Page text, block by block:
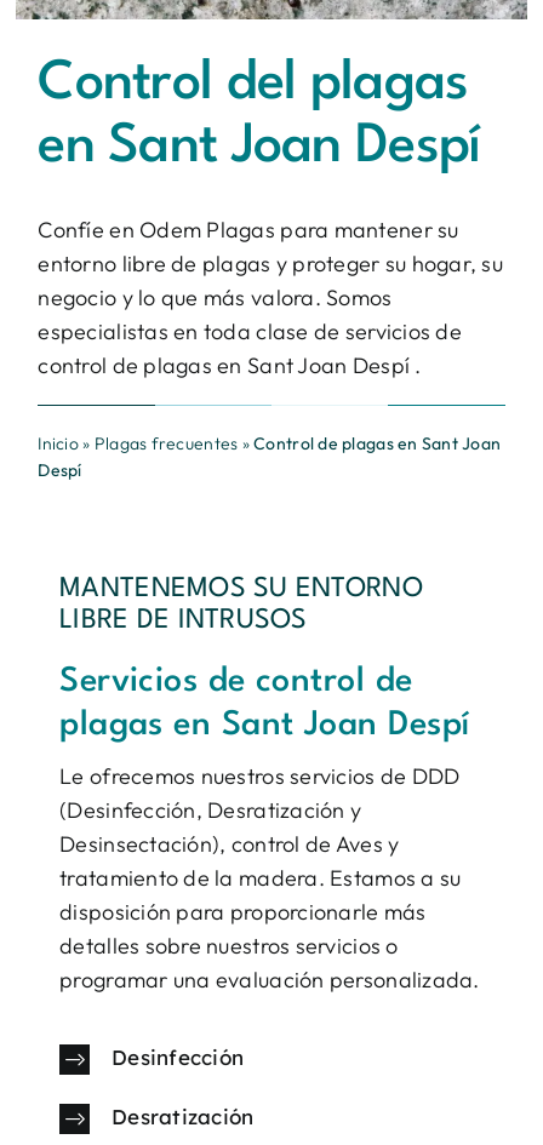
Contacto
BUSCAR:
Control del plagas
en Sant Joan Despí
Confíe en Odem Plagas para mantener su
entorno libre de plagas y proteger su hogar, su
negocio y lo que más valora. Somos
especialistas en toda clase de servicios de
control de plagas en Sant Joan Despí .
Inicio» Plagas frecuentes »Control de plagas en Sant Joan
Despí
MANTENEMOS SU ENTORNO
LIBRE DE INTRUSOS
Servicios de control de
plagas en Sant Joan Despí
Le ofrecemos nuestros servicios de DDD
(Desinfección, Desratización y
Desinsectación), control de Aves y
tratamiento de la madera. Estamos a su
disposición para proporcionarle más
detalles sobre nuestros servicios o
programar una evaluación personalizada.
Desinfección
Desratización